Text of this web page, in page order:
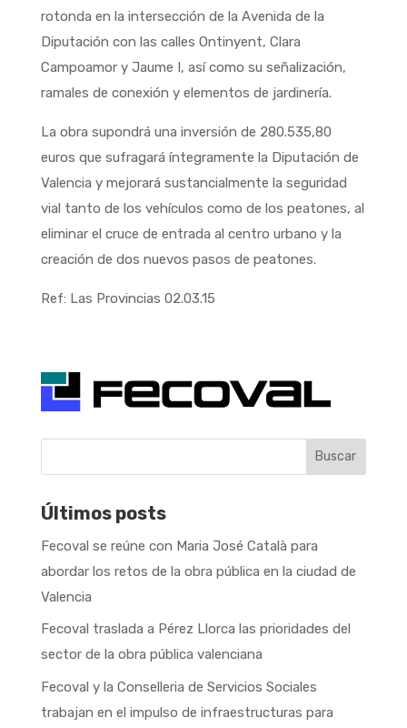
rotonda en la intersección de la Avenida de la
Diputación con las calles Ontinyent, Clara
Campoamor y Jaume I, así como su señalización,
ramales de conexión y elementos de jardinería.
La obra supondrá una inversión de 280.535,80
euros que sufragará íntegramente la Diputación de
Valencia y mejorará sustancialmente la seguridad
vial tanto de los vehículos como de los peatones, al
eliminar el cruce de entrada al centro urbano y la
creación de dos nuevos pasos de peatones.
Ref: Las Provincias 02.03.15
Buscar
Últimos posts
Fecoval se reúne con Maria José Català para
abordar los retos de la obra pública en la ciudad de
Valencia
Fecoval traslada a Pérez Llorca las prioridades del
sector de la obra pública valenciana
Fecoval y la Conselleria de Servicios Sociales
trabajan en el impulso de infraestructuras para